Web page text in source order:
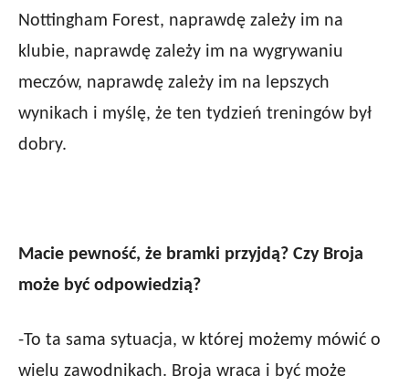
Nottingham Forest, naprawdę zależy im na
klubie, naprawdę zależy im na wygrywaniu
meczów, naprawdę zależy im na lepszych
wynikach i myślę, że ten tydzień treningów był
dobry.
Macie pewność, że bramki przyjdą? Czy Broja
może być odpowiedzią?
-To ta sama sytuacja, w której możemy mówić o
wielu zawodnikach. Broja wraca i być może